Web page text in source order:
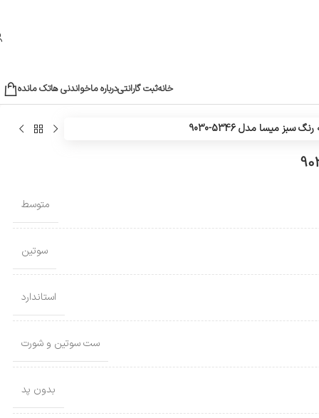
خانهثبت گارانتیدرباره ماخواندنی هاتک مانده
میسا مدل 5346-9030
متوسط
سوتین
استاندارد
ست سوتین و شورت
بدون پد